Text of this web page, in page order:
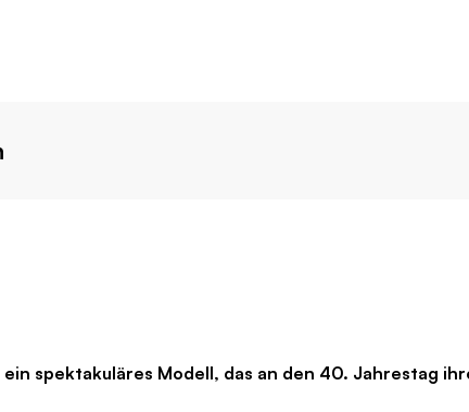
spektakuläres Modell, das an den 40. Jahrestag